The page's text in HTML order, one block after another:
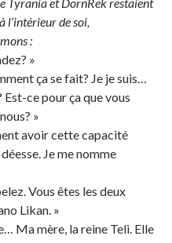
l’intérieur de soi,
:
»
ça se fait? Je je suis…
Est-ce pour ça que vous
»
avoir cette capacité
Je me nomme
Vous êtes les deux
Likan. »
Ma mère, la reine Teli. Elle